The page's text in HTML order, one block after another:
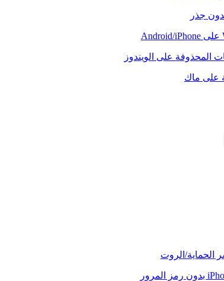
جذر
المحذوفة على الويندوز
على ماك
الحماية/الروت